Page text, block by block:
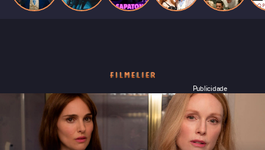
Publicidade